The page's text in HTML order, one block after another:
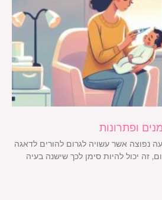
ופתרונות
נפוצה אשר עשויה לגרום להורים לדאגה
זה יכול להיות סימן לכך שישנה בעיה